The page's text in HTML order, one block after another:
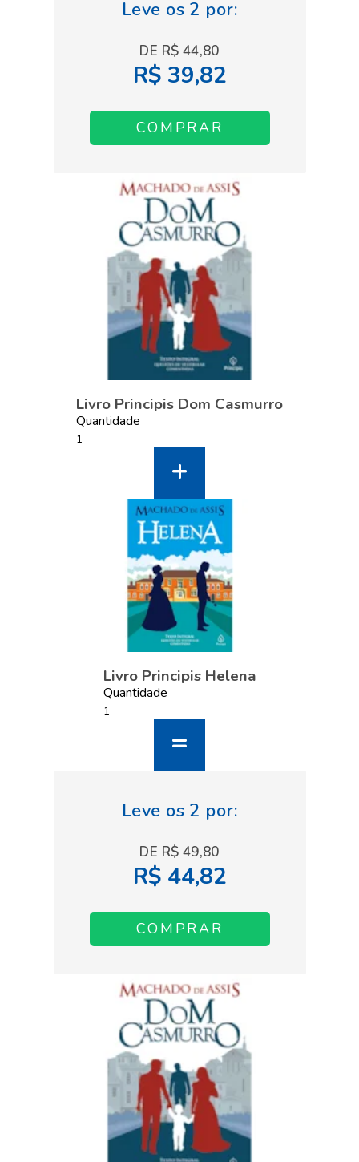
R$ 44,80
R$ 39,82
Livro Principis Dom Casmurro
Quantidade
Livro Principis Helena
Quantidade
R$ 49,80
R$ 44,82